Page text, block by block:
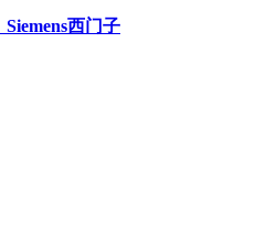
Siemens西门子